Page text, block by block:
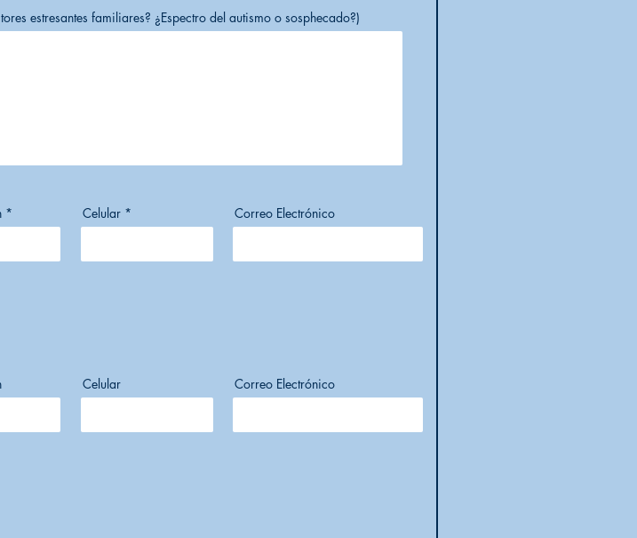
estresantes familiares? ¿Espectro del autismo o sosphecado?)
Celular Correo Electrónico
Celular Correo Electrónico